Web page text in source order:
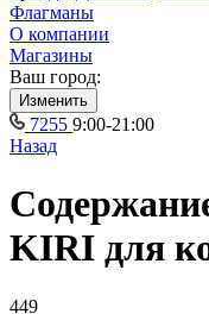
Флагманы
О компании
Магазины
Ваш город:
Изменить
7255 9:00-21:00
Назад
KIRI для
449